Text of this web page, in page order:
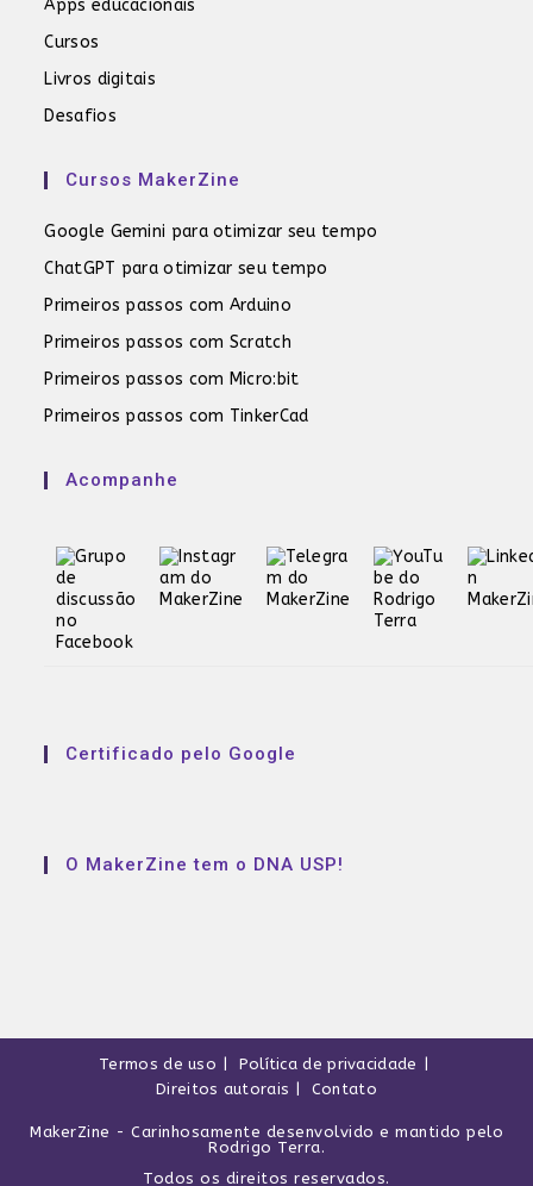
Apps educacionais
Cursos
Livros digitais
Desafios
Cursos MakerZine
Google Gemini para otimizar seu tempo
ChatGPT para otimizar seu tempo
Primeiros passos com Arduino
Primeiros passos com Scratch
Primeiros passos com Micro:bit
Primeiros passos com TinkerCad
Acompanhe
Certificado pelo Google
O MakerZine tem o DNA USP!
Termos de uso
Política de privacidade
Direitos autorais
Contato
MakerZine - Carinhosamente desenvolvido e mantido pelo
Rodrigo Terra.
Todos os direitos reservados.